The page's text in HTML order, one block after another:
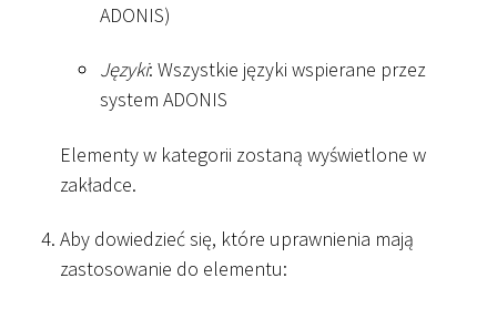
ADONIS)
Języki: Wszystkie języki wspierane przez
system ADONIS
Elementy w kategorii zostaną wyświetlone w
zakładce.
Aby dowiedzieć się, które uprawnienia mają
zastosowanie do elementu: